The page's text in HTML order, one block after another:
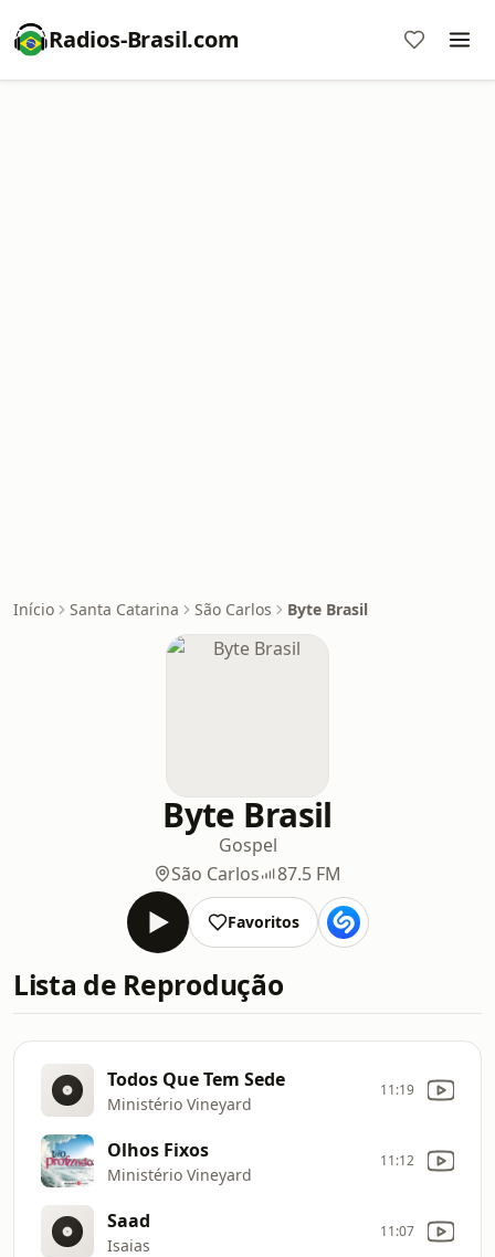
Radios-Brasil.com
Início Santa Catarina São Carlos Byte Brasil
Byte Brasil
Gospel
São Carlos
87.5 FM
Favoritos
Lista de Reprodução
Todos Que Tem Sede
Ministério Vineyard
11:19
Olhos Fixos
Ministério Vineyard
11:12
Saad
Isaias
11:07